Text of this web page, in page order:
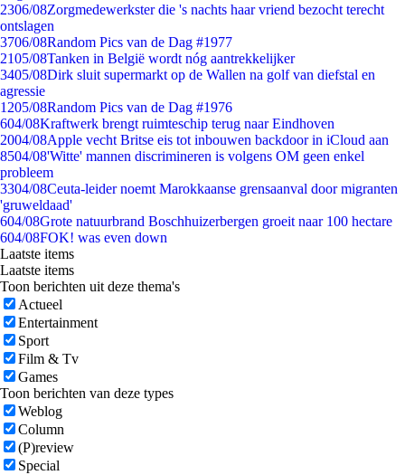
2306/08Zorgmedewerkster die 's nachts haar vriend bezocht terecht
ontslagen
3706/08Random Pics van de Dag #1977
2105/08Tanken in België wordt nóg aantrekkelijker
3405/08Dirk sluit supermarkt op de Wallen na golf van diefstal en
agressie
1205/08Random Pics van de Dag #1976
604/08Kraftwerk brengt ruimteschip terug naar Eindhoven
2004/08Apple vecht Britse eis tot inbouwen backdoor in iCloud aan
8504/08'Witte' mannen discrimineren is volgens OM geen enkel
probleem
3304/08Ceuta-leider noemt Marokkaanse grensaanval door migranten
'gruweldaad'
604/08Grote natuurbrand Boschhuizerbergen groeit naar 100 hectare
604/08FOK! was even down
Laatste items
Laatste items
Toon berichten uit deze thema's
Actueel
Entertainment
Sport
Film & Tv
Games
Toon berichten van deze types
Weblog
Column
(P)review
Special